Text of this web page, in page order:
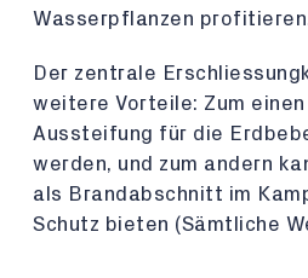
Wasserpflanzen
Der zentrale
weitere Vorteile: Zum einen
Aussteifung für die
werden, und zum andern
als Brandabschnitt im
Schutz bieten (Sämtliche